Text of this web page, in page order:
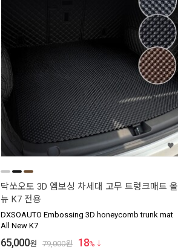
닥쏘오토 3D 엠보싱 차세대 고무 트렁크매트 올
뉴 K7 전용
DXSOAUTO Embossing 3D honeycomb trunk mat
All New K7
65,000원 79,000원 18%